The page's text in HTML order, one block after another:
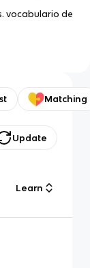
vocabulario de
Matching
Update
Learn